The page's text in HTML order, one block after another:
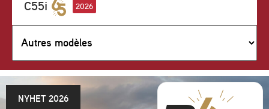
C55i 2026
NYHET 2026